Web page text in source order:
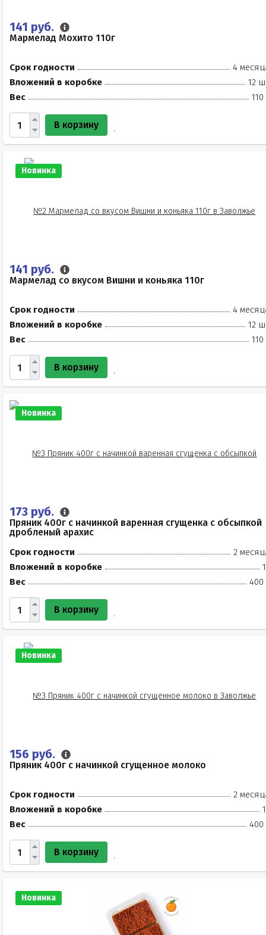
141 руб.
Мармелад Мохито 110г
Срок годности
4
Вложений в коробке
12
Вес
110
В корзину
Новинка
141 руб.
Мармелад со вкусом Вишни и коньяка 110г
Срок годности
4
Вложений в коробке
12
Вес
110
В корзину
Новинка
173 руб.
Пряник 400г с начинкой варенная сгущенка с обсыпкой
дробленый арахис
Срок годности
2
Вложений в коробке
Вес
400
В корзину
Новинка
156 руб.
Пряник 400г с начинкой сгущенное молоко
Срок годности
2
Вложений в коробке
Вес
400
В корзину
Новинка